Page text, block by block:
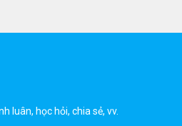
luân, học hỏi, chia sẻ, vv.